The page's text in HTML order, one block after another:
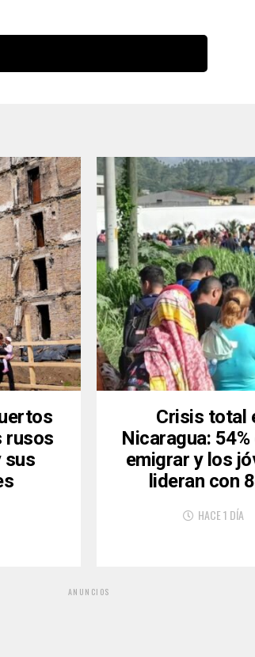
rusos
sus
Crisis total
Nicaragua:
emigrar y los
lideran con
HACE 1 DÍA
ANUNCIOS